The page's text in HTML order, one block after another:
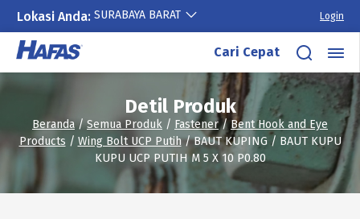
Lokasi Anda: SURABAYA BARAT Login
Lewati
konten
Cari Cepat
Detil Produk
Beranda/Semua Produk / Fastener/Bent Hook and Eye
Products / Wing Bolt UCP Putih/ BAUT KUPING / BAUT KUPU
KUPU UCP PUTIH M 5 X 10 P0.80